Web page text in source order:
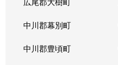
中川郡幕別町
中川郡豊頃町